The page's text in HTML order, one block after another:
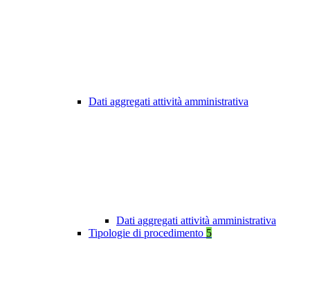
Dati aggregati attività amministrativa
Dati aggregati attività amministrativa
Tipologie di procedimento 5